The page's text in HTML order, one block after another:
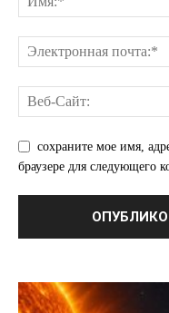
сохраните мое имя,
браузере для следующего